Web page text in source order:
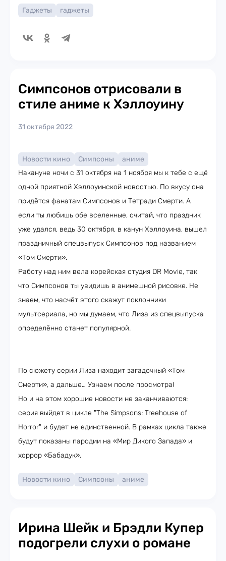
Гаджеты гаджеты
Симпсонов отрисовали в
стиле аниме к Хэллоуину
31 октября 2022
Новости кино Симпсоны
аниме
Накануне ночи с 31 октября на 1 ноября мы к тебе с ещё
одной приятной Хэллоуинской новостью. По вкусу она
придётся фанатам Симпсонов и Тетради Смерти. А
если ты любишь обе вселенные, считай, что праздник
уже удался, ведь 30 октября, в канун Хэллоуина, вышел
праздничный спецвыпуск Симпсонов под названием
«Том Смерти».
Работу над ним вела корейская студия DR Movie, так
что Симпсонов ты увидишь в анимешной рисовке. Не
знаем, что насчёт этого скажут поклонники
мультсериала, но мы думаем, что Лиза из спецвыпуска
определённо станет популярной.
По сюжету серии Лиза находит загадочный «Том
Смерти», а дальше… Узнаем после просмотра!
Но и на этом хорошие новости не заканчиваются:
серия выйдет в цикле "The Simpsons: Treehouse of
Horror" и будет не единственной. В рамках цикла также
будут показаны пародии на «Мир Дикого Запада» и
хоррор «Бабадук».
Новости кино Симпсоны аниме
Ирина Шейк и Брэдли Купер
подогрели слухи о романе